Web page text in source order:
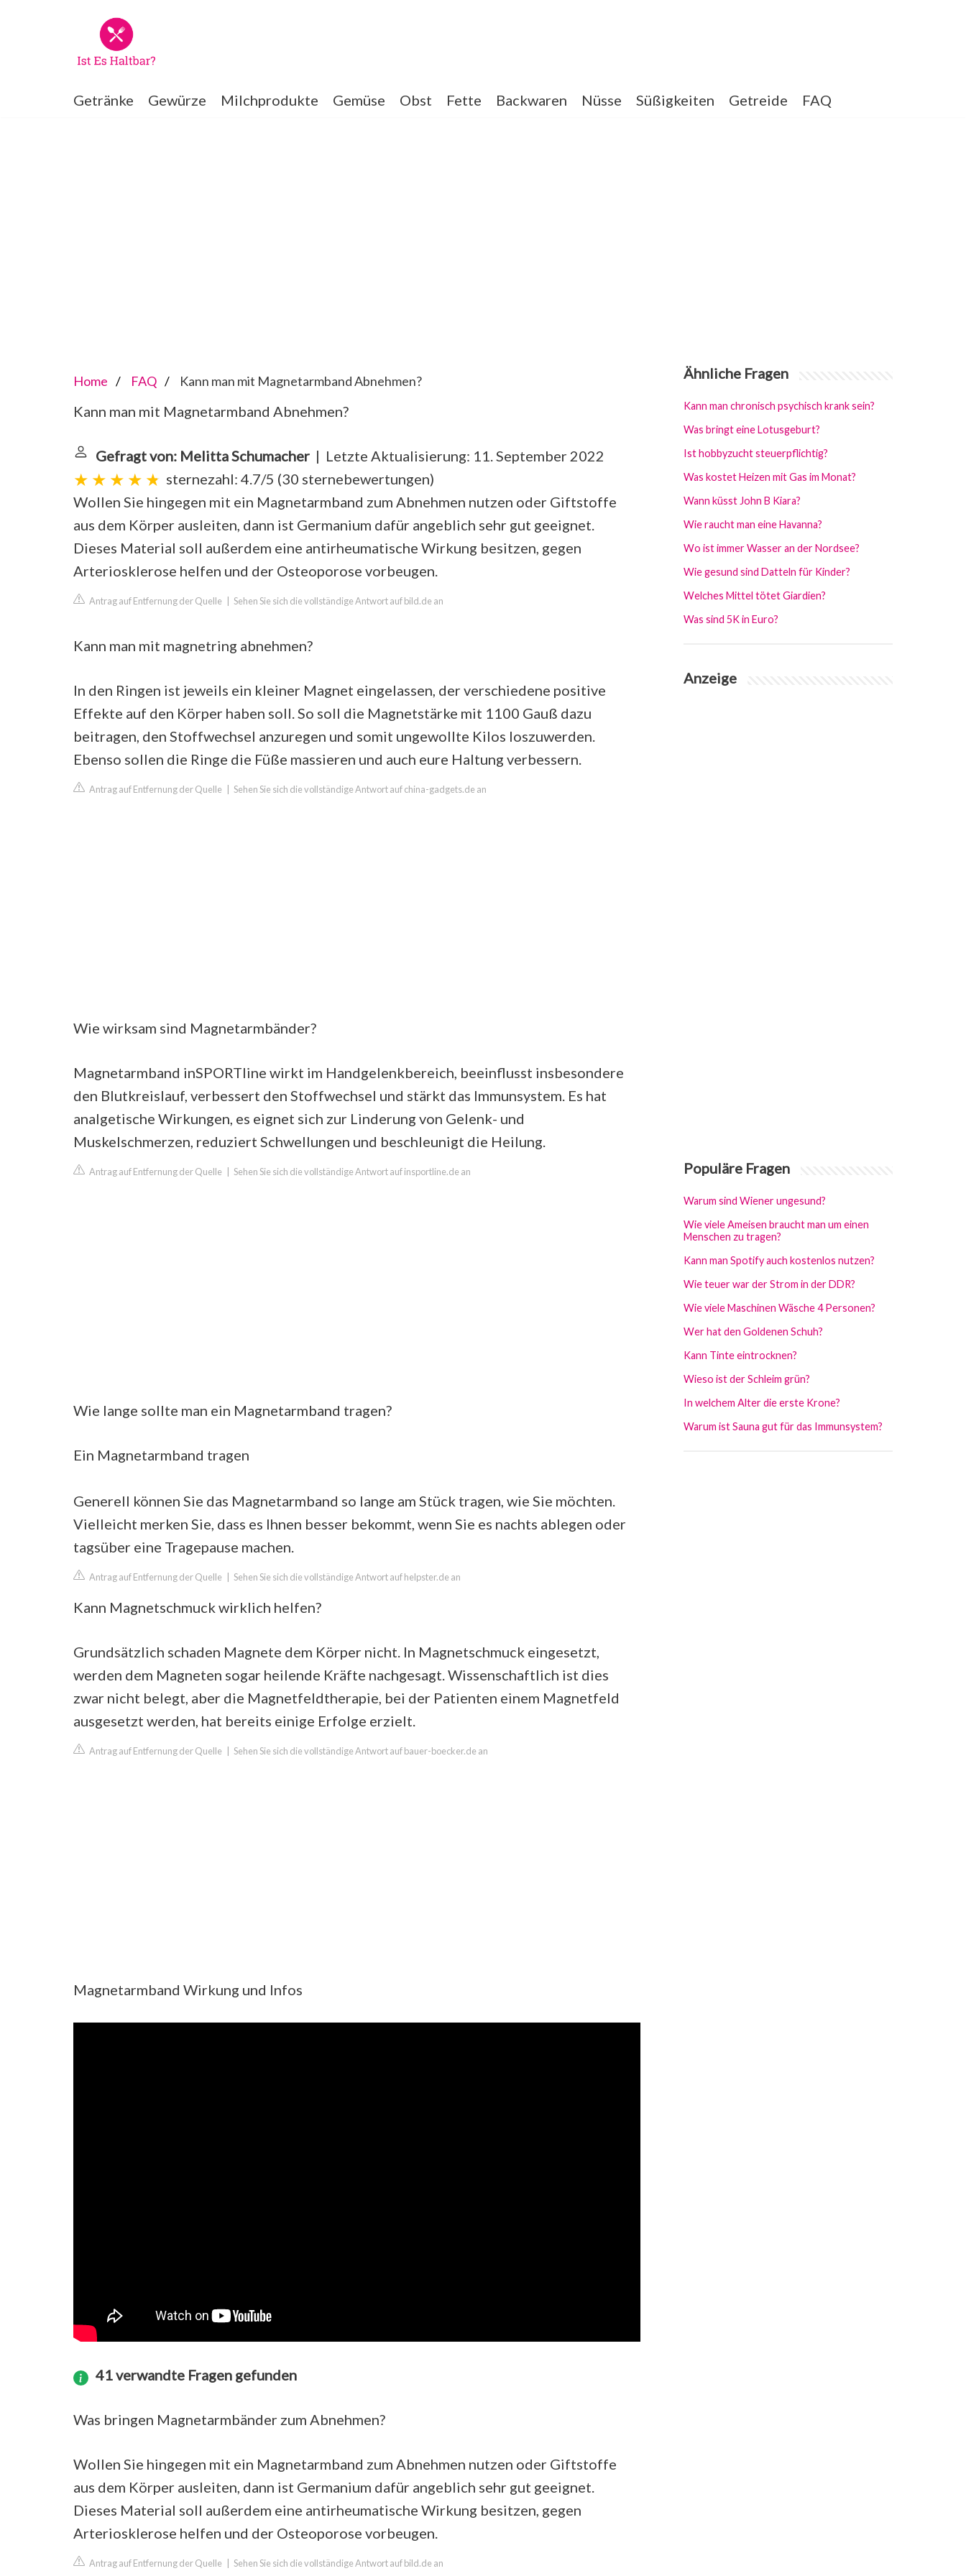
Getränke Gewürze Milchprodukte Gemüse Obst Fette Backwaren Nüsse Süßigkeiten Getreide FAQ
Home FAQ Kann man mit Magnetarmband Abnehmen?
Kann man mit Magnetarmband Abnehmen?
Gefragt von: Melitta Schumacher | Letzte Aktualisierung: 11. September 2022
sternezahl: 4.7/5 (30 sternebewertungen)
Wollen Sie hingegen mit ein Magnetarmband zum Abnehmen nutzen oder Giftstoffe
aus dem Körper ausleiten, dann ist Germanium dafür angeblich sehr gut geeignet.
Dieses Material soll außerdem eine antirheumatische Wirkung besitzen, gegen
Arteriosklerose helfen und der Osteoporose vorbeugen.
Antrag auf Entfernung der Quelle Sehen Sie sich die vollständige Antwort auf bild.de an
Kann man mit magnetring abnehmen?
In den Ringen ist jeweils ein kleiner Magnet eingelassen, der verschiedene positive
Effekte auf den Körper haben soll. So soll die Magnetstärke mit 1100 Gauß dazu
beitragen, den Stoffwechsel anzuregen und somit ungewollte Kilos loszuwerden.
Ebenso sollen die Ringe die Füße massieren und auch eure Haltung verbessern.
Antrag auf Entfernung der Quelle Sehen Sie sich die vollständige Antwort auf china-gadgets.de an
Wie wirksam sind Magnetarmbänder?
Magnetarmband inSPORTline wirkt im Handgelenkbereich, beeinflusst insbesondere
den Blutkreislauf, verbessert den Stoffwechsel und stärkt das Immunsystem. Es hat
analgetische Wirkungen, es eignet sich zur Linderung von Gelenk- und
Muskelschmerzen, reduziert Schwellungen und beschleunigt die Heilung.
Antrag auf Entfernung der Quelle Sehen Sie sich die vollständige Antwort auf insportline.de an
Wie lange sollte man ein Magnetarmband tragen?
Ein Magnetarmband tragen
Generell können Sie das Magnetarmband so lange am Stück tragen, wie Sie möchten.
Vielleicht merken Sie, dass es Ihnen besser bekommt, wenn Sie es nachts ablegen oder
tagsüber eine Tragepause machen.
Antrag auf Entfernung der Quelle Sehen Sie sich die vollständige Antwort auf helpster.de an
Kann Magnetschmuck wirklich helfen?
Grundsätzlich schaden Magnete dem Körper nicht. In Magnetschmuck eingesetzt,
werden dem Magneten sogar heilende Kräfte nachgesagt. Wissenschaftlich ist dies
zwar nicht belegt, aber die Magnetfeldtherapie, bei der Patienten einem Magnetfeld
ausgesetzt werden, hat bereits einige Erfolge erzielt.
Antrag auf Entfernung der Quelle Sehen Sie sich die vollständige Antwort auf bauer-boecker.de an
Magnetarmband Wirkung und Infos
41 verwandte Fragen gefunden
Was bringen Magnetarmbänder zum Abnehmen?
Wollen Sie hingegen mit ein Magnetarmband zum Abnehmen nutzen oder Giftstoffe
aus dem Körper ausleiten, dann ist Germanium dafür angeblich sehr gut geeignet.
Dieses Material soll außerdem eine antirheumatische Wirkung besitzen, gegen
Arteriosklerose helfen und der Osteoporose vorbeugen.
Antrag auf Entfernung der Quelle Sehen Sie sich die vollständige Antwort auf bild.de an
Ähnliche Fragen
Kann man chronisch psychisch krank sein?
Was bringt eine Lotusgeburt?
Ist hobbyzucht steuerpflichtig?
Was kostet Heizen mit Gas im Monat?
Wann küsst John B Kiara?
Wie raucht man eine Havanna?
Wo ist immer Wasser an der Nordsee?
Wie gesund sind Datteln für Kinder?
Welches Mittel tötet Giardien?
Was sind 5K in Euro?
Anzeige
Populäre Fragen
Warum sind Wiener ungesund?
Wie viele Ameisen braucht man um einen
Menschen zu tragen?
Kann man Spotify auch kostenlos nutzen?
Wie teuer war der Strom in der DDR?
Wie viele Maschinen Wäsche 4 Personen?
Wer hat den Goldenen Schuh?
Kann Tinte eintrocknen?
Wieso ist der Schleim grün?
In welchem Alter die erste Krone?
Warum ist Sauna gut für das Immunsystem?